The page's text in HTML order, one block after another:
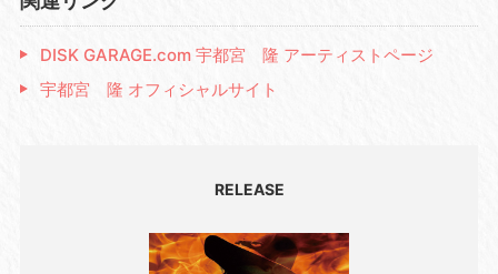
DISK GARAGE.com 宇都宮 隆 アーティストページ
宇都宮 隆 オフィシャルサイト
RELEASE